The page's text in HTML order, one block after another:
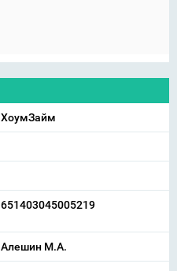
ХоумЗайм
651403045005219
Алешин М.А.